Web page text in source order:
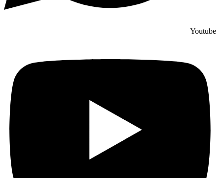
Youtube